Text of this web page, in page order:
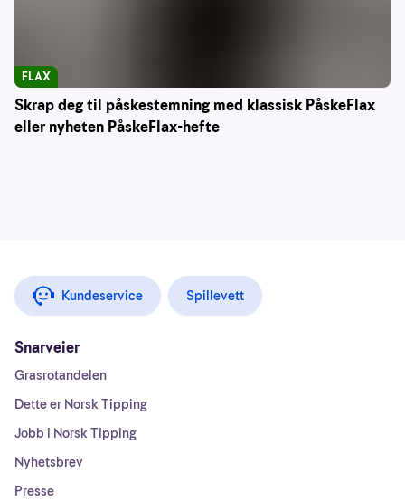
Skrap deg til påskestemning med klassisk PåskeFlax
eller nyheten PåskeFlax-hefte
FLAX
Kundeservice Spillevett
Snarveier
Grasrotandelen
Dette er Norsk Tipping
Jobb i Norsk Tipping
Nyhetsbrev
Presse